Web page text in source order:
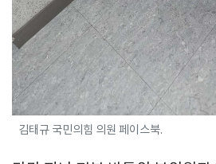
김태규 국민의힘 의원 페이스북.